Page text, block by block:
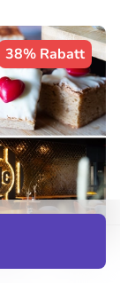
38% Rabatt
Eetkamer